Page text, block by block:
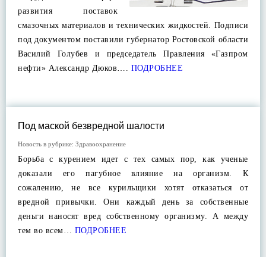
развития поставок
смазочных материалов и технических жидкостей. Подписи
под документом поставили губернатор Ростовской области
Василий Голубев и председатель Правления «Газпром
нефти» Александр Дюков…. ПОДРОБНЕЕ
Под маской безвредной шалости
Новость в рубрике: Здравоохранение
Борьба с курением идет с тех самых пор, как ученые
доказали его пагубное влияние на организм. К
сожалению, не все курильщики хотят отказаться от
вредной привычки. Они каждый день за собственные
деньги наносят вред собственному организму. А между
тем во всем… ПОДРОБНЕЕ